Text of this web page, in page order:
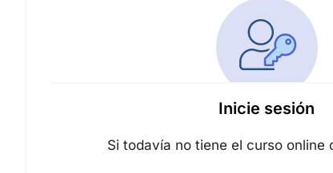
Inicie sesión
Si todavía no tiene el curso online